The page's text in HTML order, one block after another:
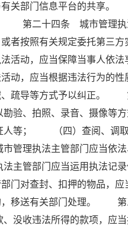
有关部门信息平台的共享
第二十四条 城市管理执
或者按照有关规定委托
法活动，应当保障当事人
动，应当根据违法行为
、疏导等方式予以纠正。
验、拍照、录音、摄像等
等； （四）查阅、调
理执法主管部门应当依法
管部门应当运用执法记录
对查封、扣押的物品，应
，移送有关部门处理。
没收违法所得的款项，